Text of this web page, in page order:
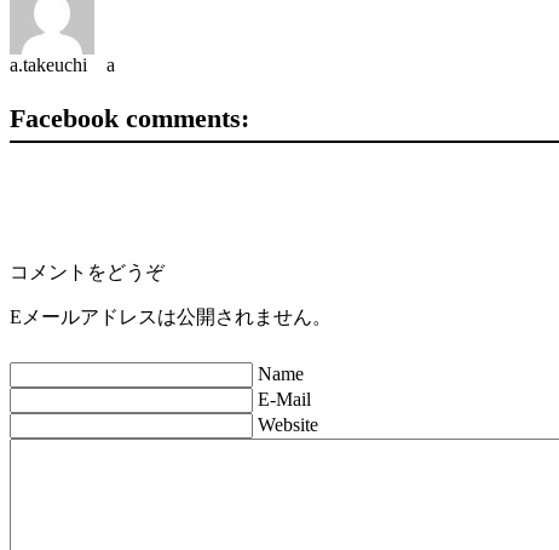
a.takeuchi a
Facebook comments:
コメントをどうぞ
Eメールアドレスは公開されません。
Name
E-Mail
Website